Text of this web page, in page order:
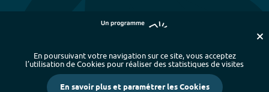
Plan du site - Index alphabétique
-
Mentions légales et données personnelles
- Paramétrer les cookies
En poursuivant votre navigation sur ce site, vous acceptez
l’utilisation de Cookies pour réaliser des statistiques de visites
En savoir plus et paramétrer les Cookies